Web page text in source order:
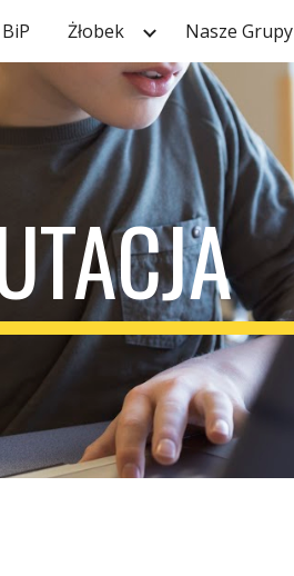
Skip to navigation
BiP Żłobek Nasze Grupy